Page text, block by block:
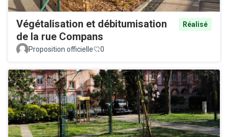
Végétalisation et débitumisation
de la rue Compans
Réalisé
Proposition officielle 0